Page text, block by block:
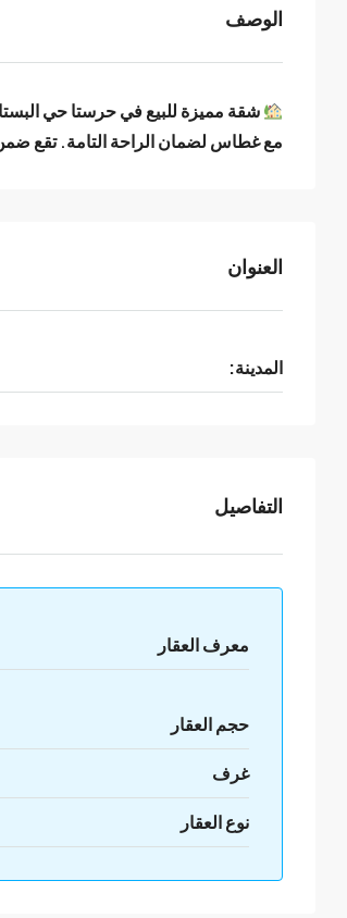
الوصف
مع غطاس لضمان الراحة التامة. تقع
العنوان
المدينة:
التفاصيل
معرف العقار
حجم العقار
غرف
نوع العقار